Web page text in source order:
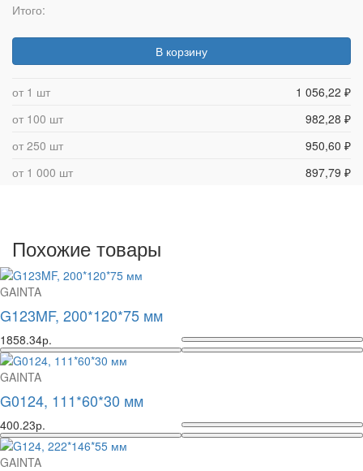
Итого:
В корзину
от 1 шт
1 056,22 ₽
от 100 шт
982,28 ₽
от 250 шт
950,60 ₽
от 1 000 шт
897,79 ₽
Похожие товары
GAINTA
G123MF, 200*120*75 мм
1858.34р.
GAINTA
G0124, 111*60*30 мм
400.23р.
GAINTA